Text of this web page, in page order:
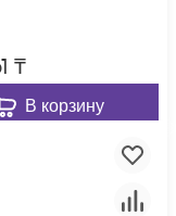
₸
В корзину